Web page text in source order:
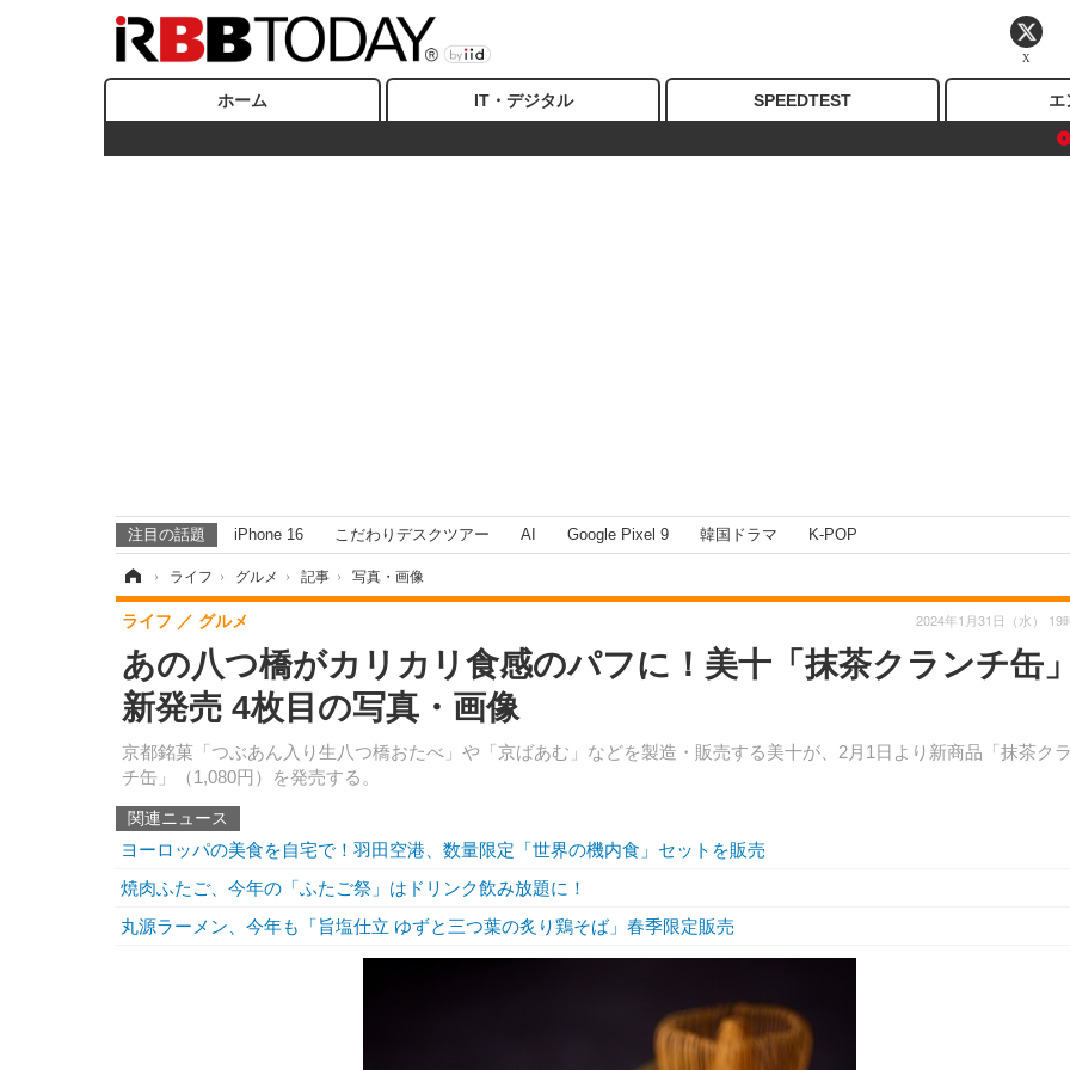
ホーム IT・デジタル SPEEDTEST エ
注目の話題 iPhone 16 こだわりデスクツアー AI Google Pixel 9 韓国ドラマ K-POP
› ライフ › グルメ › 記事 › 写真・画像
あの八つ橋がカリカリ食感のパフに！美十「抹茶クランチ缶」
新発売 4枚目の写真・画像
京都銘菓「つぶあん入り生八つ橋おたべ」や「京ばあむ」などを製造・販売する美十が、2月1日より新商品「抹茶ク
チ缶」（1,080円）を発売する。
ライフ グルメ 2024年1月31日（水） 19
関連ニュース
ヨーロッパの美食を自宅で！羽田空港、数量限定「世界の機内食」セットを販売
焼肉ふたご、今年の「ふたご祭」はドリンク飲み放題に！
丸源ラーメン、今年も「旨塩仕立 ゆずと三つ葉の炙り鶏そば」春季限定販売
X